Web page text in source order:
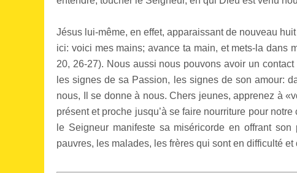
Jésus lui-même, en effet, apparaissant de nouveau
ici: voici mes mains; avance ta main, et mets-la dans
20, 26-27). Nous aussi nous pouvons avoir un
les signes de sa Passion, les signes de son amour:
nous, Il se donne à nous. Chers jeunes, apprenez à
présent et proche jusqu’à se faire nourriture pour
le Seigneur manifeste sa miséricorde en offrant
pauvres, les malades, les frères qui sont en difficulté et